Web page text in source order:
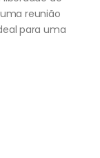
reunião
para uma